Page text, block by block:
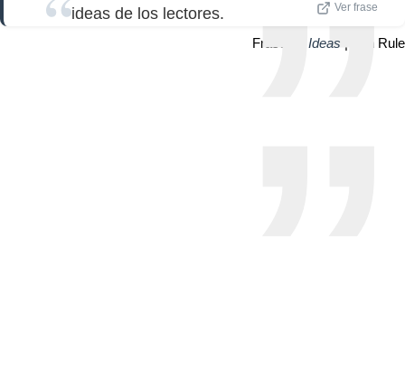
ideas de los lectores.
Ver frase
Frase de Ideas | Ann Rule